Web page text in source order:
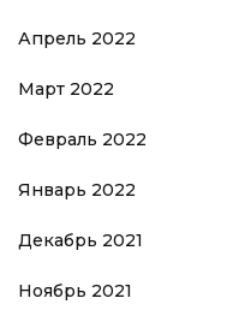
Апрель 2022
Март 2022
Февраль 2022
Январь 2022
Декабрь 2021
Ноябрь 2021